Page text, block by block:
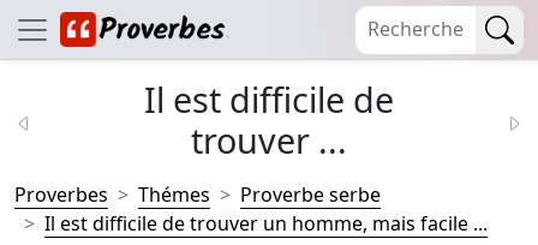
Il est difficile de
trouver ...
Proverbes Thémes
Proverbe serbe
Il est difficile de trouver un homme, mais facile ...